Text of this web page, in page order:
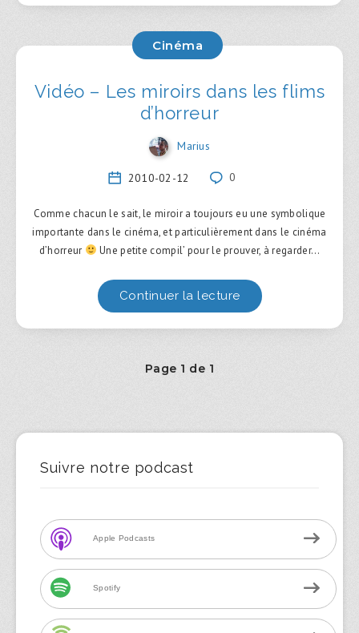
Cinéma
Vidéo – Les miroirs dans les flims
d’horreur
Marius
2010-02-12 0
Comme chacun le sait, le miroir a toujours eu une symbolique
importante dans le cinéma, et particulièrement dans le cinéma
d’horreur
Une petite compil’ pour le prouver, à regarder…
Continuer la lecture
Page 1 de 1
Suivre notre podcast
Apple Podcasts
Spotify